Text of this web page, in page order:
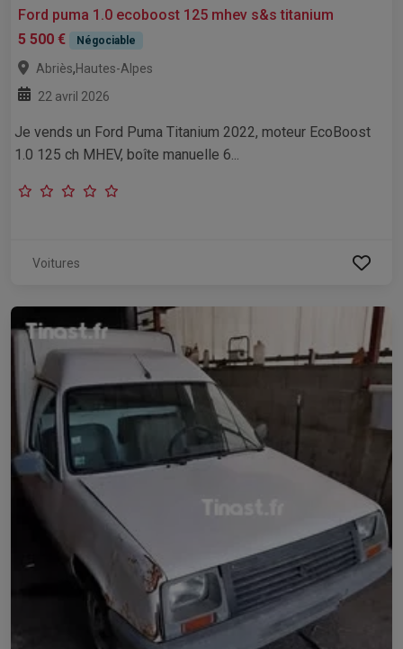
Ford puma 1.0 ecoboost 125 mhev s&s titanium
5 500 €
Négociable
Abriès,Hautes-Alpes
22 avril 2026
Je vends un Ford Puma Titanium 2022, moteur EcoBoost
1.0 125 ch MHEV, boîte manuelle 6...
Voitures